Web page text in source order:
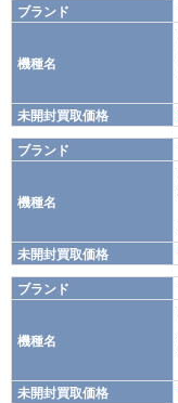
ブランド
機種名
未開封買取価格
ブランド
機種名
未開封買取価格
ブランド
機種名
未開封買取価格